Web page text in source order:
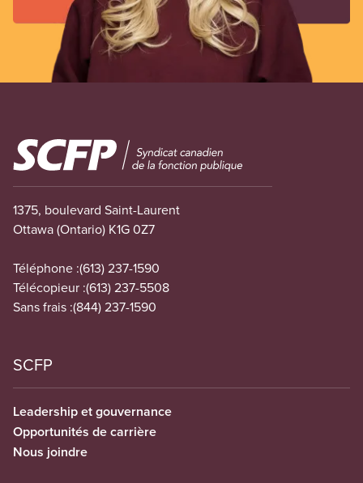
Image
1375, boulevard Saint-Laurent
Ottawa (Ontario) K1G 0Z7
Téléphone :(613) 237-1590
Télécopieur :(613) 237-5508
Sans frais :(844) 237-1590
SCFP
Leadership et gouvernance
Opportunités de carrière
Nous joindre